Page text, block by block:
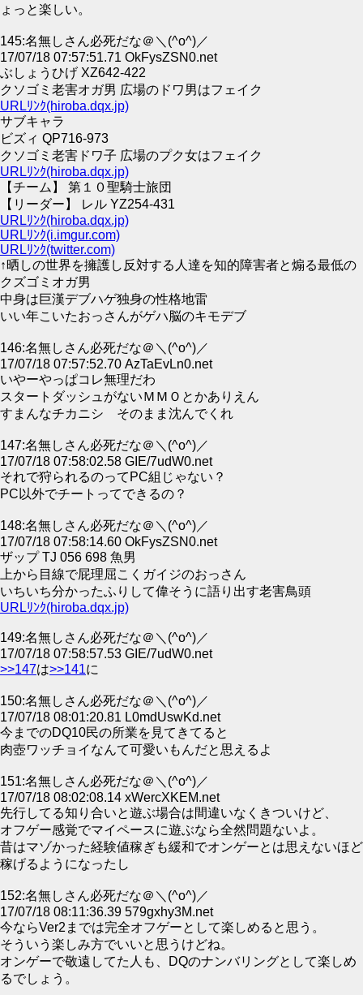
ょっと楽しい。
145:名無しさん必死だな＠＼(^o^)／
17/07/18 07:57:51.71 OkFysZSN0.net
ぶしょうひげ XZ642-422
クソゴミ老害オガ男 広場のドワ男はフェイク
URLﾘﾝｸ(hiroba.dqx.jp)
サブキャラ
ビズィ QP716-973
クソゴミ老害ドワ子 広場のプク女はフェイク
URLﾘﾝｸ(hiroba.dqx.jp)
【チーム】 第１０聖騎士旅団
【リーダー】 レル YZ254-431
URLﾘﾝｸ(hiroba.dqx.jp)
URLﾘﾝｸ(i.imgur.com)
URLﾘﾝｸ(twitter.com)
↑晒しの世界を擁護し反対する人達を知的障害者と煽る最低の
クズゴミオガ男
中身は巨漢デブハゲ独身の性格地雷
いい年こいたおっさんがゲハ脳のキモデブ
146:名無しさん必死だな＠＼(^o^)／
17/07/18 07:57:52.70 AzTaEvLn0.net
いやーやっぱコレ無理だわ
スタートダッシュがないＭＭＯとかありえん
すまんなチカニシ そのまま沈んでくれ
147:名無しさん必死だな＠＼(^o^)／
17/07/18 07:58:02.58 GIE/7udW0.net
それで狩られるのってPC組じゃない？
PC以外でチートってできるの？
148:名無しさん必死だな＠＼(^o^)／
17/07/18 07:58:14.60 OkFysZSN0.net
ザップ TJ 056 698 魚男
上から目線で屁理屈こくガイジのおっさん
いちいち分かったふりして偉そうに語り出す老害鳥頭
URLﾘﾝｸ(hiroba.dqx.jp)
149:名無しさん必死だな＠＼(^o^)／
17/07/18 07:58:57.53 GIE/7udW0.net
>>147は>>141に
150:名無しさん必死だな＠＼(^o^)／
17/07/18 08:01:20.81 L0mdUswKd.net
今までのDQ10民の所業を見てきてると
肉壺ワッチョイなんて可愛いもんだと思えるよ
151:名無しさん必死だな＠＼(^o^)／
17/07/18 08:02:08.14 xWercXKEM.net
先行してる知り合いと遊ぶ場合は間違いなくきついけど、
オフゲー感覚でマイペースに遊ぶなら全然問題ないよ。
昔はマゾかった経験値稼ぎも緩和でオンゲーとは思えないほど
稼げるようになったし
152:名無しさん必死だな＠＼(^o^)／
17/07/18 08:11:36.39 579gxhy3M.net
今ならVer2までは完全オフゲーとして楽しめると思う。
そういう楽しみ方でいいと思うけどね。
オンゲーで敬遠してた人も、DQのナンバリングとして楽しめ
るでしょう。